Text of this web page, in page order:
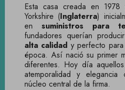
Esta casa creada en
Yorkshire (Inglaterra)
en suministros para
fundadores querían
alta calidad y perfecto
época. Así nació su primer
diferentes. Hoy día
atemporalidad y elegancia
núcleo central de la firma.